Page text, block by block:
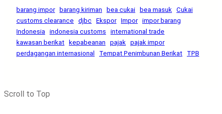
barang impor barang kiriman bea cukai bea masuk Cukai
customs clearance
djbc Ekspor Impor impor barang
Indonesia indonesia customs
international trade
kawasan berikat
kepabeanan pajak pajak impor
perdagangan internasional
Tempat Penimbunan Berikat TPB
Scroll to Top